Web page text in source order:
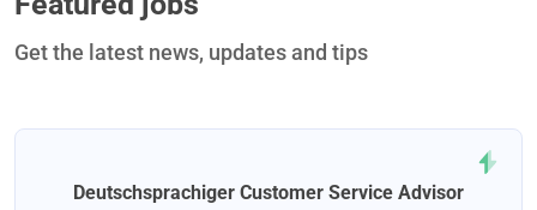
Get the latest news, updates and tips
Deutschsprachiger Customer Service Advisor